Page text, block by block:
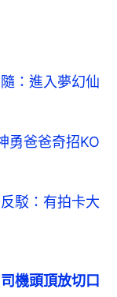
：進入夢幻仙
勇爸爸奇招KO
駁：有拍卡大
機頭頂放切口